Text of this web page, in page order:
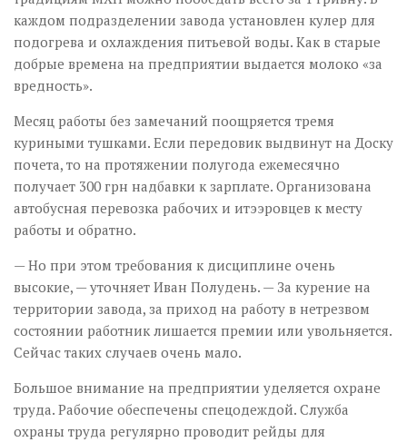
каждом подразделении завода установлен кулер для
подогрева и охлаждения питьевой воды. Как в старые
добрые времена на предприятии выдается молоко «за
вредность».
Месяц работы без замечаний поощряется тремя
куриными тушками. Если передовик выдвинут на Доску
почета, то на протяжении полугода ежемесячно
получает 300 грн надбавки к зарплате. Организована
автобусная перевозка рабочих и итээровцев к месту
работы и обратно.
— Но при этом требования к дисциплине очень
высокие, — уточняет Иван Полудень. — За курение на
территории завода, за приход на работу в нетрезвом
состоянии работник лишается премии или увольняется.
Сейчас таких случаев очень мало.
Большое внимание на предприятии уделяется охране
труда. Рабочие обеспечены спецодеждой. Служба
охраны труда регулярно проводит рейды для